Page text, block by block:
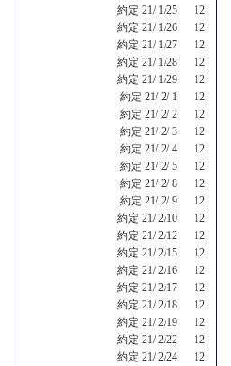
約定 21/ 1/25 12.
約定 21/ 1/26 12.
約定 21/ 1/27 12.
約定 21/ 1/28 12.
約定 21/ 1/29 12.
約定 21/ 2/ 1 12.
約定 21/ 2/ 2 12.
約定 21/ 2/ 3 12.
約定 21/ 2/ 4 12.
約定 21/ 2/ 5 12.
約定 21/ 2/ 8 12.
約定 21/ 2/ 9 12.
約定 21/ 2/10 12.
約定 21/ 2/12 12.
約定 21/ 2/15 12.
約定 21/ 2/16 12.
約定 21/ 2/17 12.
約定 21/ 2/18 12.
約定 21/ 2/19 12.
約定 21/ 2/22 12.
約定 21/ 2/24 12.